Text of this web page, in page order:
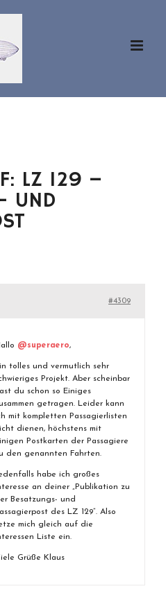
LZ 129 –
UND
#4309
@superaero,
tolles und vermutlich sehr
Projekt. Aber scheinbar
du schon so Einiges
getragen. Leider kann
mit kompletten Passagierlisten
dienen, höchstens mit
Postkarten der Passagiere
den genannten Fahrten.
habe ich großes
an deiner „Publikation zu
Besatzungs- und
des LZ 129“. Also
mich gleich auf die
Liste ein.
Grüße Klaus